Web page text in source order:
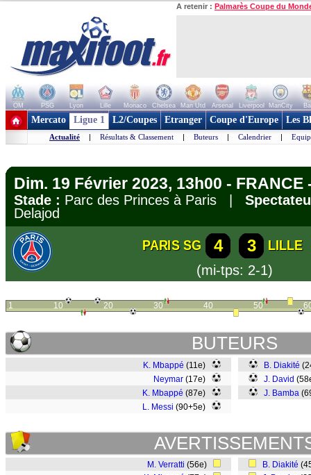
A retenir : Palmarès Coupe du
OM PSG Lyon Lille Monaco Chelsea Man Utd Arsenal Liverpool ManCity
+ de clubs
Mercato Ligue 1 L2/Coupes Etranger Coupe d'Europe Les
Actualité | Résultats & Classement | Buteurs | Calendrier |
Dim. 19 Février 2023, 13h00 - FRANCE
Stade : Parc des Princes à Paris |
Delajod
PARIS SG 4 3
LILLE
(mi-tps: 2-1)
1 10 20 30 40 50
BUTEURS
K. Mbappé (11e)
Neymar (17e)
K. Mbappé (87e)
L. Messi (90+5e)
B. Diakité
J. David
J. Bamba
M. Verratti (56e)
B. Diakité